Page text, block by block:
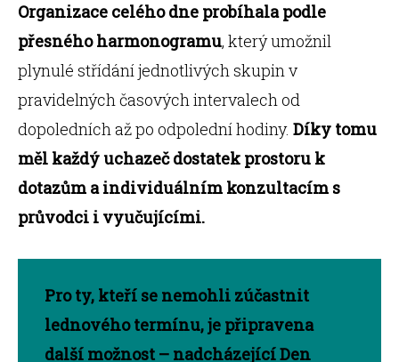
Organizace celého dne probíhala podle
přesného harmonogramu, který umožnil
plynulé střídání jednotlivých skupin v
pravidelných časových intervalech od
dopoledních až po odpolední hodiny. Díky tomu
měl každý uchazeč dostatek prostoru k
dotazům a individuálním konzultacím s
průvodci i vyučujícími.
Pro ty, kteří se nemohli zúčastnit
lednového termínu, je připravena
další možnost – nadcházející Den